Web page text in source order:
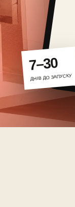
7–30
ДНІВ ДО ЗАПУСКУ